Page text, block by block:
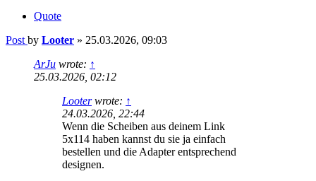
Quote
Post by Looter » 25.03.2026, 09:03
ArJu wrote: ↑
25.03.2026, 02:12
Looterwrote: ↑
24.03.2026, 22:44
Wenn die Scheiben aus deinem Link
5x114 haben kannst du sie ja einfach
bestellen und die Adapter entsprechend
designen.